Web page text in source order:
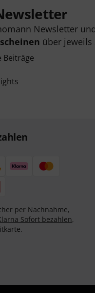
Newsletter
über jeweils
Beiträge
per Nachnahme,
Sofort bezahlen,